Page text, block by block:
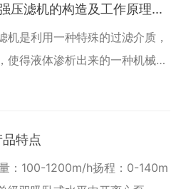
压滤机的构造及工作原理特
机是利用一种特殊的过滤介质，
使得液体渗析出来的一种机械设
出来，实现固、液分离的作
特点
：100-1200m/h扬程：0-140m